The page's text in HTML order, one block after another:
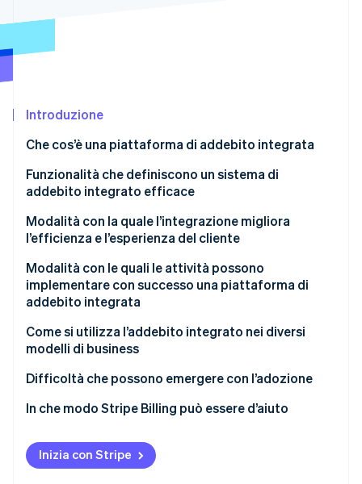
Prevenzione delle frodi
Climate
Identity
Verifica online dell'identità
Stripe Sessions 2026
Scopri come Stripe sta costruendo l'infrastruttura
Guarda ora
Introduzione
Che cos’è una piattaforma di addebito integrata
Funzionalità che definiscono un sistema di
addebito integrato efficace
Integrazione completa
Modelli di addebito flessibili
Precisione automatizzata
Visibilità in tempo reale
Gestione della conformità
Flessibilità per gli sviluppatori
Modalità con la quale l’integrazione migliora
l’efficienza e l’esperienza del cliente
Efficienza
Esperienza del cliente
Modalità con le quali le attività possono
implementare con successo una piattaforma di
addebito integrata
Definisci come fluiscono i pagamenti
Implementala in modo graduale e strutturato
Sviluppala in modo continuativo
Come si utilizza l’addebito integrato nei diversi
modelli di business
Attività che offrono abbonamenti
Marketplace e piattaforme
Modelli basati sull’utilizzo o modelli ibridi
Difficoltà che possono emergere con l’adozione
In che modo Stripe Billing può essere d’aiuto
Inizia con Stripe